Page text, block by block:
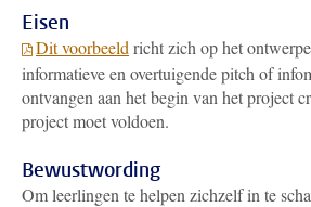
Eisen
Dit voorbeeld richt zich op het
informatieve en overtuigende pitch of
ontvangen aan het begin van het project
project moet voldoen.
Bewustwording
Om leerlingen te helpen zichzelf in te